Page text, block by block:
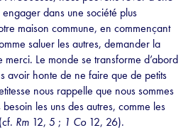
dans une société plus
maison commune, en commençant
saluer les autres, demander la
merci. Le monde se transforme d’abord
avoir honte de ne faire que de petits
nous rappelle que nous sommes
les uns des autres, comme les
Rm 12, 5 ; 1 Co12, 26).